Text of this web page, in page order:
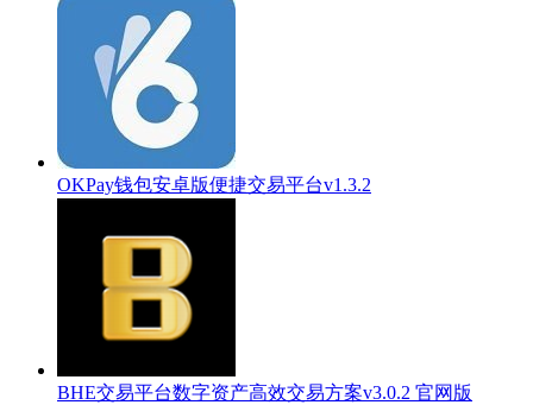
OKPay钱包安卓版便捷交易平台v1.3.2
BHE交易平台数字资产高效交易方案v3.0.2 官网版